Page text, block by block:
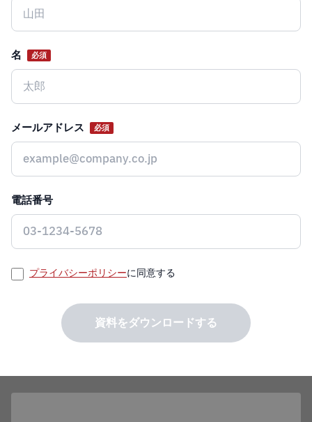
名 必須
メールアドレス 必須
電話番号
プライバシーポリシーに同意する
資料をダウンロードする